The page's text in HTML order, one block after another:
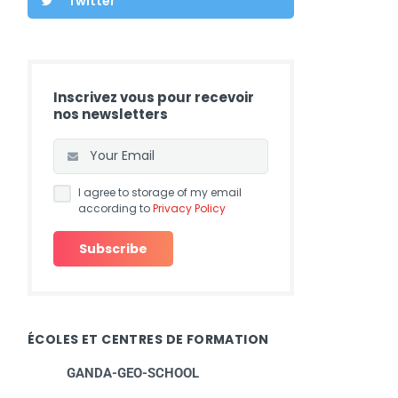
Inscrivez vous pour recevoir
nos newsletters
I agree to storage of my email
according toPrivacy Policy
ÉCOLES ET CENTRES DE FORMATION
GANDA-GEO-SCHOOL